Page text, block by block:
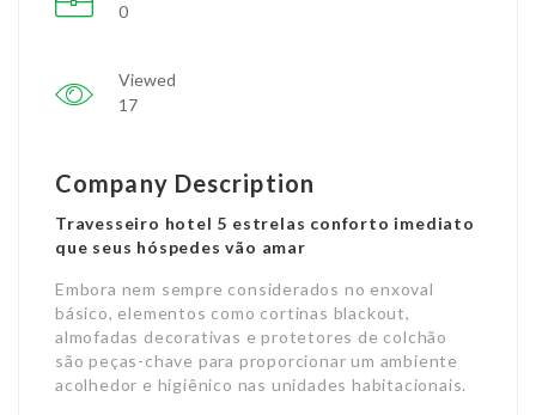
0
Viewed
17
Company Description
Travesseiro hotel 5 estrelas conforto imediato
que seus hóspedes vão amar
Embora nem sempre considerados no enxoval
básico, elementos como cortinas blackout,
almofadas decorativas e protetores de colchão
são peças-chave para proporcionar um ambiente
acolhedor e higiênico nas unidades habitacionais.